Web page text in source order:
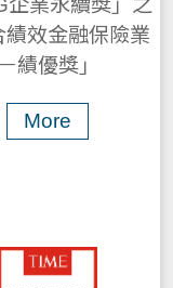
企業永續獎」之
績效金融保險業
－績優獎」
More